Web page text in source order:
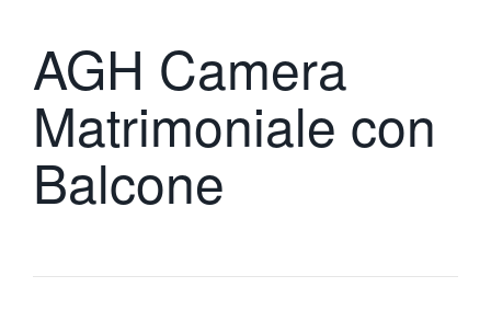
AGH Camera
Matrimoniale con
Balcone